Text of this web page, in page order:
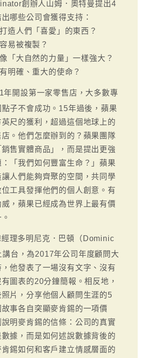
創辦人山姆．奧特曼提出4
哪些公司會獲得支持：
造人們「喜愛」的東西？
易被複製？
「大自然的力量」一樣強大？
明確、重大的使命？
年開設第一家零售店，大多數專
子不會成功。15年過後，蘋果
尺的獲利，超過這個地球上的
。他們怎麼辦到的？蘋果團隊
售實體商品」，而是提出更強
「我們如何豐富生命？」蘋果
人們能夠齊聚的空間，共同學
工具發揮他們的個人創意。有
，蘋果已經成為世界上最有價
理多明尼克．巴頓（Dominic
講台，為2017年公司年度顧問大
他發表了一場沒有文字、沒有
圖表的20分鐘簡報。相反地，
照片，分享他個人顧問生涯的5
事各自突顯麥肯錫的一項價
明麥肯錫的信條：公司的真實
據，而是如何述說數據背後的
錫如何和客戶建立情感層面的